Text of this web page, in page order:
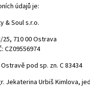
údajů je:
& Soul s.r.o.
25, 710 00 Ostrava
CZ09556974
pod sp. zn. C 83434
Jekaterina Urbiš Kimlova,